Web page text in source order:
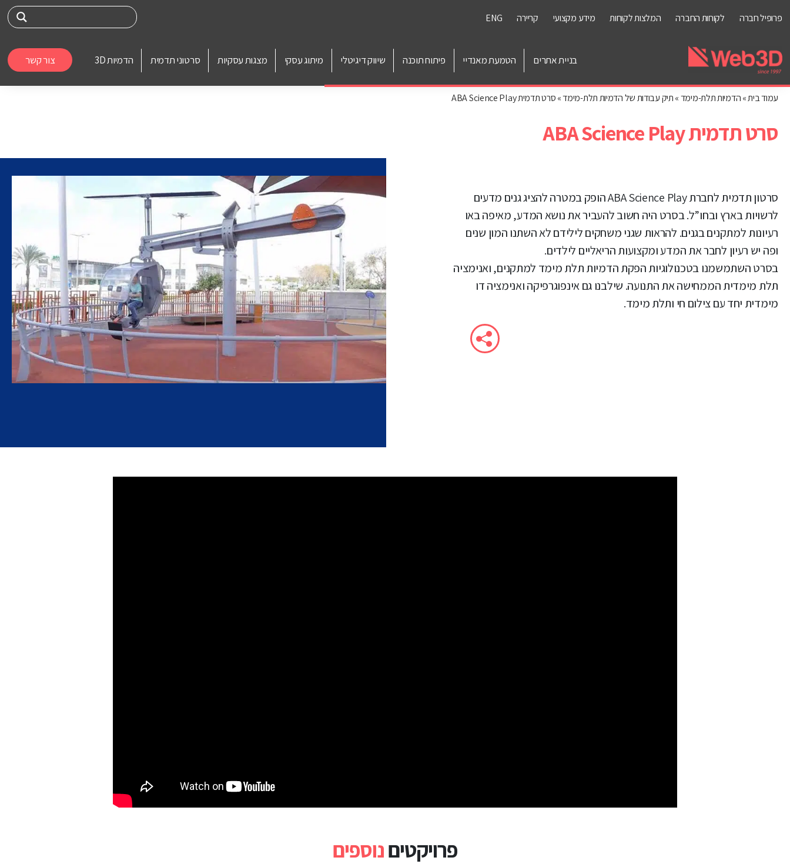
פרופיל חברה לקוחות החברה המלצות לקוחות מידע מקצועי קריירה ENG
בניית אתרים הטמעת מאנדיי פיתוח תוכנה שיווק דיגיטלי מיתוג עסקי מצגות עסקיות סרטוני תדמית הדמיות 3D צור קשר
עמוד בית»הדמיות תלת-מימד»תיק עבודות של הדמיות תלת-מימד»סרט תדמית ABA Science Play
סרט תדמית ABA Science Play
סרטון תדמית לחברת ABA Science Play הופק במטרה להציג גנים מדעים
לרשויות בארץ ובחו”ל. בסרט היה חשוב להעביר את נושא המדע, מאיפה באו
רעיונות למתקנים בגנים. להראות שגני משחקים לילידם לא השתנו המון שנים
ופה יש רעיון לחבר את המדע ומקצועות הריאליים לילדים.
בסרט השתמשמנו בטכנולוגיות הפקת הדמיות תלת מימד למתקנים, ואנימציה
תלת מימדית הממחישה את התנועה. שילבנו גם אינפוגרפיקה ואנימציה דו
מימדית יחד עם צילום חי ותלת מימד.
פרויקטיםנוספים